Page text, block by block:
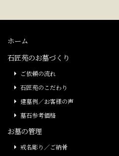
ホーム
石匠苑のお墓づくり
ご依頼の流れ
石匠苑のこだわり
建墓例／お客様の声
墓石参考価格
お墓の管理
戒名彫り／ご納骨